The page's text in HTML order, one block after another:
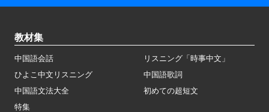
教材集
中国語会話
リスニング「時事中文」
ひよこ中文リスニング
中国語歌詞
中国語文法大全
初めての超短文
特集